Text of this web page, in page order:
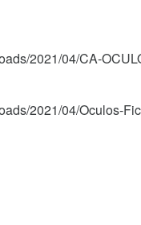
2021/04/CA-
2021/04/Oculos-